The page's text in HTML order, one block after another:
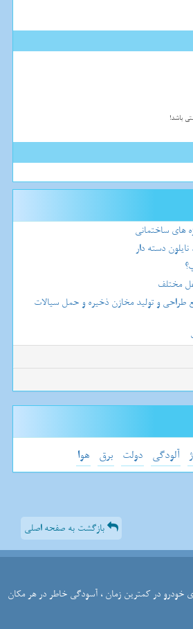
باشد!
های ساختمانی
دسته دار
مختلف
و تولید مخازن ذخیره و حمل سیالات
آلودگی دولت برق هوا
بازگشت به صفحه اصلی
در کمترین زمان ، آسودگی خاطر در هر مکان